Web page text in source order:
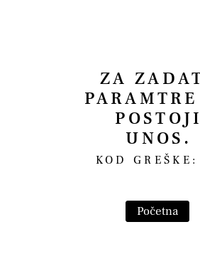
ZA
POSTOJI
UNOS.
KOD
Početna